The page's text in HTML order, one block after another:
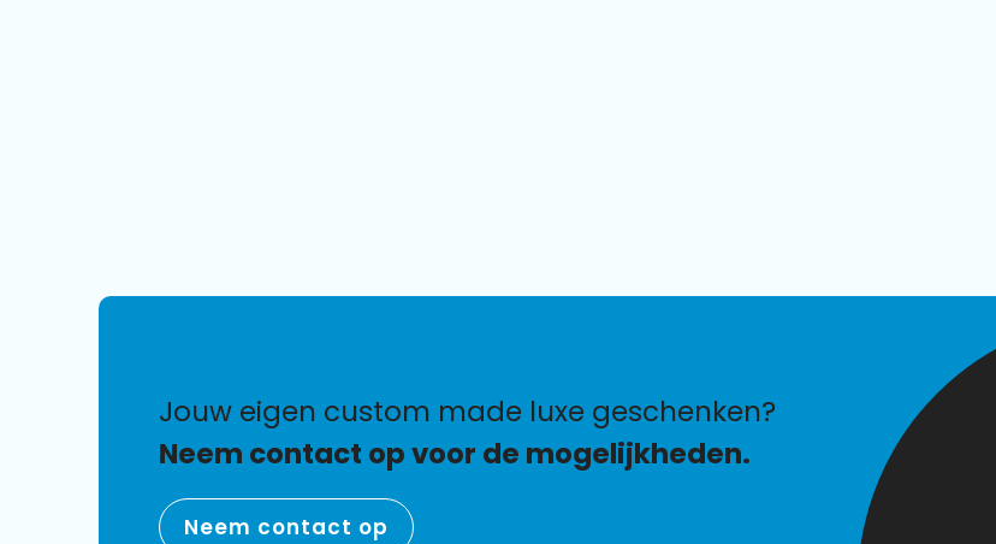
jouw eigen custom made luxe geschenken?
Neem contact op voor de mogelijkheden.
Neem contact op